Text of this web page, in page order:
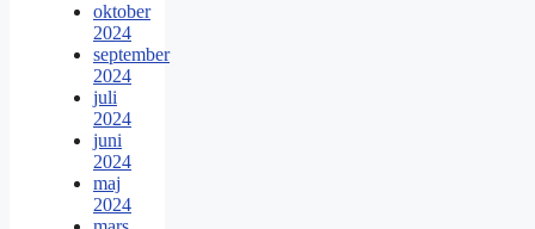
oktober
2024
september
2024
juli
2024
juni
2024
maj
2024